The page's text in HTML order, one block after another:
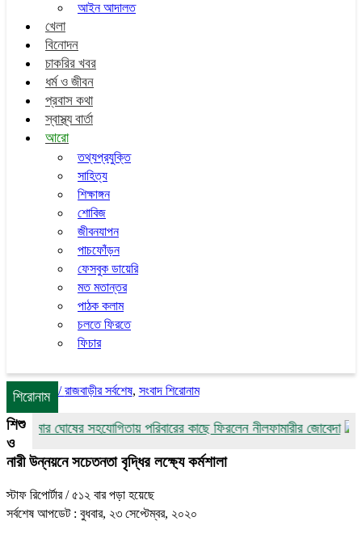
আইন আদালত
খেলা
বিনোদন
চাকরির খবর
ধর্ম ও জীবন
প্রবাস কথা
স্বাস্থ্য বার্তা
আরো
তথ্যপ্রযুক্তি
সাহিত্য
শিক্ষাঙ্গন
শোবিজ
জীবনযাপন
পাচফোঁড়ন
ফেসবুক ডায়েরি
মত মতান্তর
পাঠক কলাম
চলতে ফিরতে
ফিচার
শিরোনাম
ঘোষের সহযোগিতায় পরিবারের কাছে ফিরলেন নীলফামারীর জোবেদা
/রাজবাড়ীর সর্বশেষ, সংবাদ শিরোনাম
শিশু
ও
নারী উন্নয়নে সচেতনতা বৃদ্ধির লক্ষ্যে কর্মশালা
স্টাফ রিপোর্টার/ ৫১২ বার পড়া হয়েছে
সর্বশেষ আপডেট : বুধবার, ২৩ সেপ্টেম্বর, ২০২০